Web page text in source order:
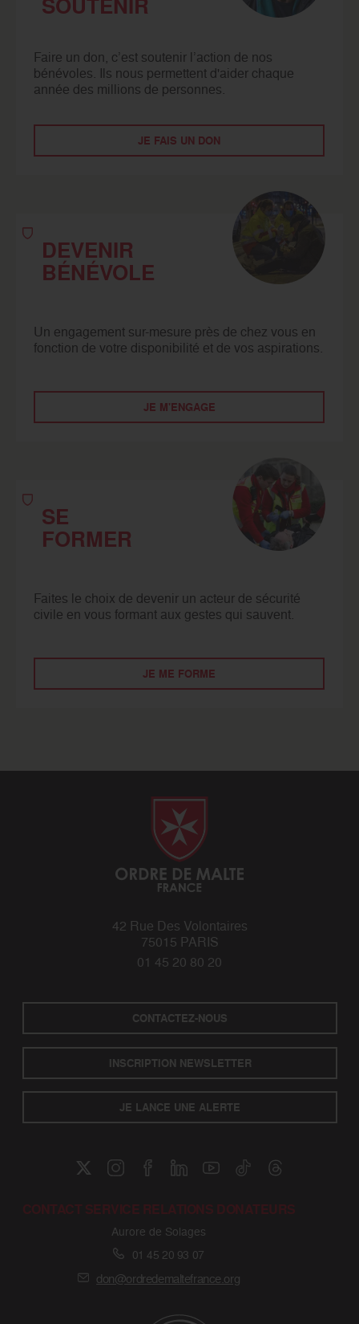
Faire un don, c’est soutenir l’action de nos
bénévoles. Ils nous permettent d'aider chaque
année des millions de personnes.
JE FAIS UN DON
DEVENIR
BÉNÉVOLE
Un engagement sur-mesure près de chez vous en
fonction de votre disponibilité et de vos aspirations.
JE M'ENGAGE
SE
FORMER
Faites le choix de devenir un acteur de sécurité
civile en vous formant aux gestes qui sauvent.
JE ME FORME
42 Rue Des Volontaires
75015 PARIS
01 45 20 80 20
CONTACTEZ-NOUS
INSCRIPTION NEWSLETTER
JE LANCE UNE ALERTE
CONTACT SERVICE RELATIONS DONATEURS
Aurore de Solages
01 45 20 93 07
don@ordredemaltefrance.org